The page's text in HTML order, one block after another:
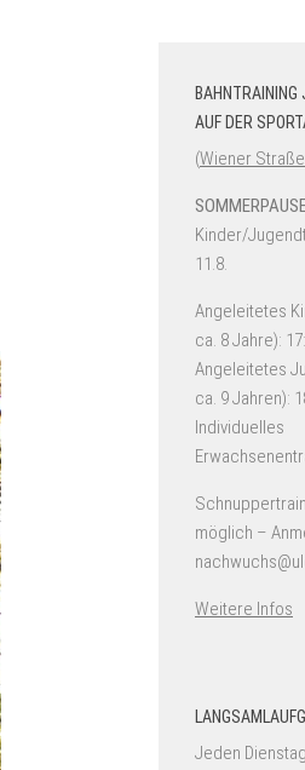
BAHNTRAINING
AUF DER
(Wiener Straße
Kinder/
11.8.
Angeleitetes
ca. 8 Jahre):
Angeleitetes
ca. 9 Jahren):
Individuelles
möglich –
Weitere Infos
Jeden